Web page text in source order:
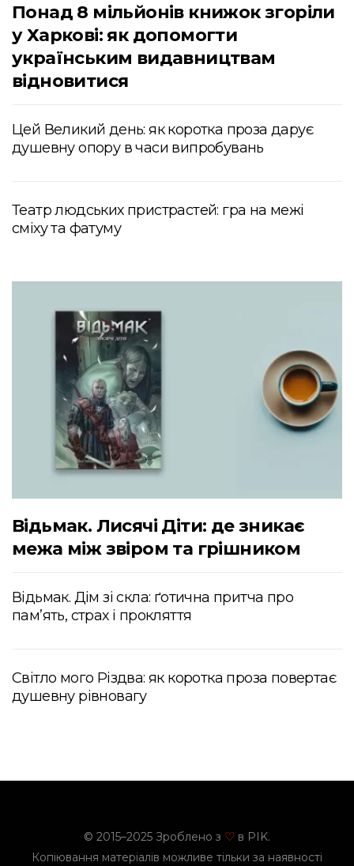
Понад 8 мільйонів книжок згоріли
у Харкові: як допомогти
українським видавництвам
відновитися
Цей Великий день: як коротка проза дарує
душевну опору в часи випробувань
Театр людських пристрастей: гра на межі
сміху та фатуму
Відьмак. Лисячі Діти: де зникає
межа між звіром та грішником
Відьмак. Дім зі скла: ґотична притча про
пам’ять, страх і прокляття
Світло мого Різдва: як коротка проза повертає
душевну рівновагу
© 2015–2025 Зроблено з ♡ в PIK.
Копіювання матеріалів можливе тільки за наявності